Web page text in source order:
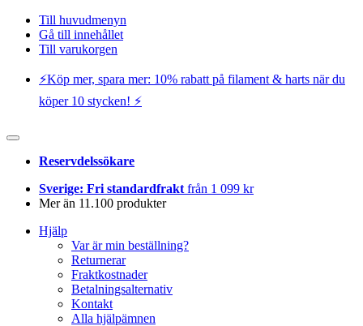
Till huvudmenyn
Gå till innehållet
Till varukorgen
⚡️Köp mer, spara mer: 10% rabatt på filament & harts när du
köper 10 stycken! ⚡️
Reservdelssökare
Sverige: Fri standardfrakt från 1 099 kr
Mer än 11.100 produkter
Hjälp
Var är min beställning?
Returnerar
Fraktkostnader
Betalningsalternativ
Kontakt
Alla hjälpämnen